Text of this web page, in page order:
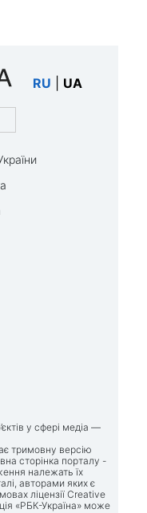
RU UA
у сфері медіа —
тримовну версію
сторінка порталу -
належать їх
авторами яких є
ліцензії Creative
«РБК-Україна» може